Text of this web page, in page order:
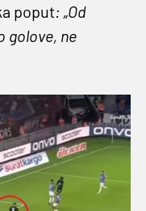
poput: „Od
golove, ne